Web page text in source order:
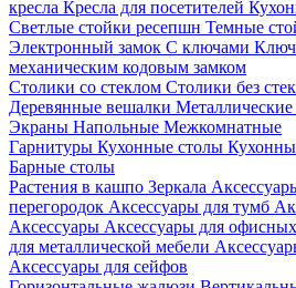
кресла Кресла для посетителей
Светлые стойки ресепшн Темные
Электронный замок С ключами Ключ
механическим кодовым замком
Столики со стеклом Столики без
Деревянные вешалки
Экраны Напольные Межкомнатные
Гарнитуры Кухонные столы
Барные столы
Растения в кашпо Зеркала
перегородок Аксессуары для тумб
Аксессуары Аксессуары для
для металлической мебели
Аксессуары для сейфов